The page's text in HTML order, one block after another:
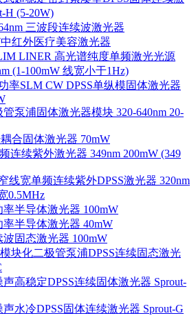
H (5-20W)
三波段连续波激光器
中红外医疗美容激光器
LINER 高光谱纯度单频激光光源
(1-100mW 线宽小于1Hz)
率SLM CW DPSS单纵模固体激光器
泵浦固体激光器模块 320-640nm 20-
合固体激光器 70mW
连续紫外激光器 349nm 200mW (349
线宽单频连续紫外DPSS激光器 320nm
0.5MHz
率半导体激光器 100mW
率半导体激光器 40mW
波固态激光器 100mW
模块化二极管泵浦DPSS连续固态激光
声高稳定DPSS连续固体激光器 Sprout-
声水冷DPSS固体连续激光器 Sprout-G